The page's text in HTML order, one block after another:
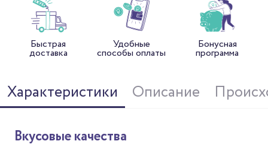
Быстрая
доставка
Удобные
способы оплаты
Бонусная
программа
Характеристики Описание
Вкусовые качества